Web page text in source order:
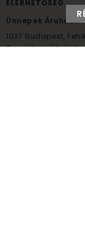
ELÉRHETŐSÉG
Ünnepek Áruháza
1037 Budapest,
Személyes átvételi